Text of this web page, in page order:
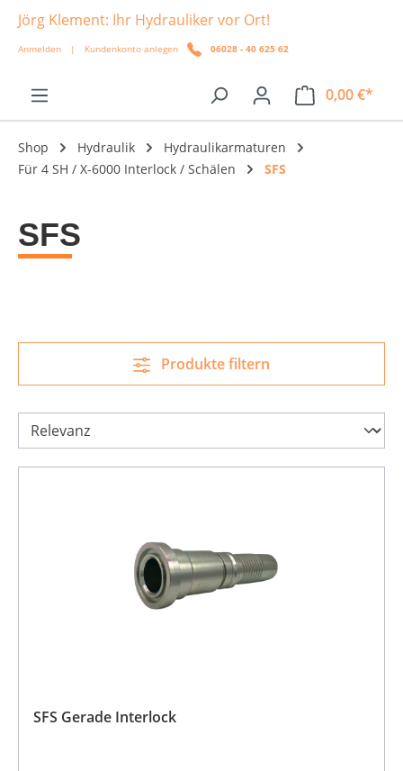
springen
Jörg Klement: Ihr Hydrauliker vor Ort!
Anmelden | Kundenkonto anlegen 06028 - 40 625 62
0,00 €*
Shop Hydraulik
Hydraulikarmaturen
Für 4 SH / X-6000 Interlock / Schälen
SFS
SFS
Produkte filtern
SFS Gerade Interlock